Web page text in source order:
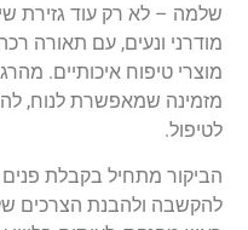
שלמה – לא רק עוד גזירת
מודרני ונעים, עם תאורה
מוצרי טיפוח איכותיים.
מזמינה שמאפשרת לנוח,
לטיפול.
הביקור מתחיל בקבלת
להקשבה ולהבנת הצרכים